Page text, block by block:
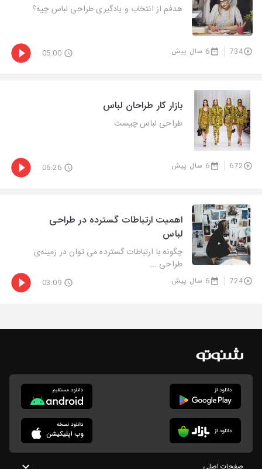
هدفم از انتخاب و یادگیری طراحی لباس چیه؟
734 6 سال پیش 05:00
بازار کار طراحان لباس
طراحی لباس چیست
672 6 سال پیش 06:26
اهمیت ارتباطات گسترده در طراحی
لباس
چگونه با ارتباطات گسترده می توان در زمینه‌ی
طراحی ...
724 6 سال پیش 03:09
صفحات اصلی